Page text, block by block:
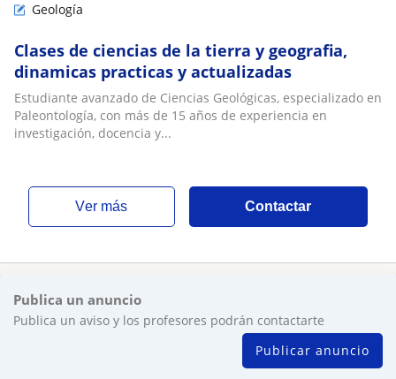
Geología
Clases de ciencias de la tierra y geografia,
dinamicas practicas y actualizadas
Estudiante avanzado de Ciencias Geológicas, especializado en
Paleontología, con más de 15 años de experiencia en
investigación, docencia y...
ver más Contactar
Publica un anuncio
Publica un aviso y los profesores podrán contactarte
Publicar anuncio